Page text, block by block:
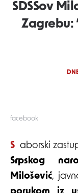
facebook
SDSSov
Zagrebu:
Saborski
Srpskog
Milošević,